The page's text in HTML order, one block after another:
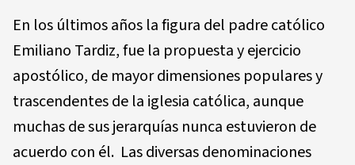
En los últimos años la figura del padre católico
Emiliano Tardiz, fue la propuesta y ejercicio
apostólico, de mayor dimensiones populares y
trascendentes de la iglesia católica, aunque
muchas de sus jerarquías nunca estuvieron de
acuerdo con él. Las diversas denominaciones